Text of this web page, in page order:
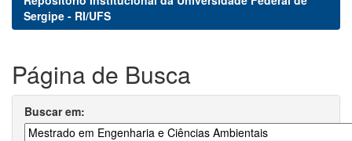
Sergipe - RI/UFS
Página de Busca
Buscar em: